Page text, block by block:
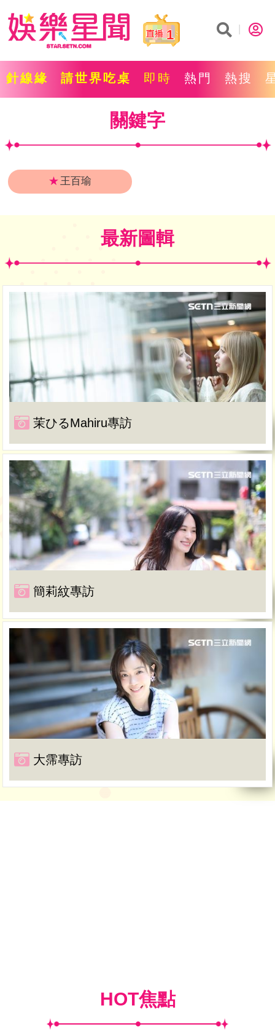
1
針線緣 請世界吃桌 即時 熱門 熱搜
關鍵字
★王百瑜
最新圖輯
茉ひるMahiru專訪
簡莉紋專訪
大霈專訪
HOT焦點